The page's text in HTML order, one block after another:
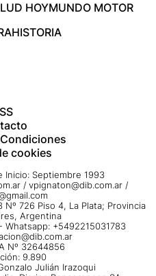
HOYMUNDO MOTOR
HISTORIA
cookies
Inicio: Septiembre 1993
/ vpignaton@dib.com.ar /
726 Piso 4, La Plata; Provincia
Argentina
+5492215031783
Nº 32644856
9.890
Julián Irazoqui